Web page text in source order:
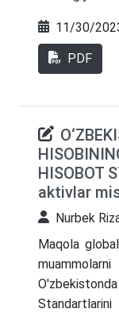
modellari
o’ziga xos
rivojlanishi
chuqurroq
boisdan
yo’nalishga
tadqiqot
mamlakat va
11/30/
PDF
HISOBOT
aktivlar
Nurbek
Maqola